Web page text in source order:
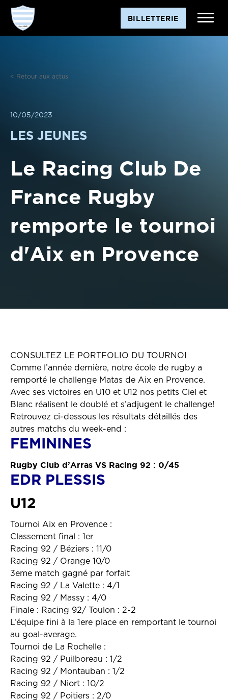
Aller
contenu
BILLETTERIE
< Retour aux actus
10/05/2023
LES JEUNES
Le Racing Club De
France Rugby
remporte le tournoi
d'Aix en Provence
CONSULTEZ LE PORTFOLIO DU TOURNOI
Comme l’année dernière, notre école de rugby a
remporté le challenge Matas de Aix en Provence.
Avec ses victoires en U10 et U12 nos petits Ciel et
Blanc réalisent le doublé et s’adjugent le challenge!
Retrouvez ci-dessous les résultats détaillés des
autres matchs du week-end :
FEMININES
Rugby Club d’Arras VS Racing 92 : 0/45
EDR PLESSIS
U12
Tournoi Aix en Provence :
Classement final : 1er
Racing 92 / Béziers : 11/0
Racing 92 / Orange 10/0
3eme match gagné par forfait
Racing 92 / La Valette : 4/1
Racing 92 / Massy : 4/0
Finale : Racing 92/ Toulon : 2-2
L’équipe fini à la 1ere place en remportant le tournoi
au goal-average.
Tournoi de La Rochelle :
Racing 92 / Puilboreau : 1/2
Racing 92 / Montauban : 1/2
Racing 92 / Niort : 10/2
Racing 92 / Poitiers : 2/0